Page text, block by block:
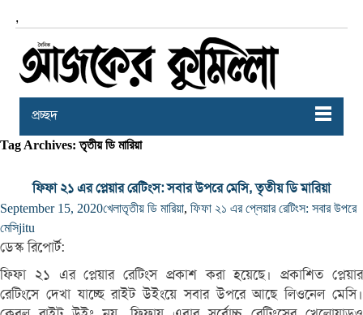
,
প্রচ্ছদ
Tag Archives: তৃতীয় ডি মারিয়া
ফিফা ২১ এর প্লেয়ার রেটিংস: সবার উপরে মেসি, তৃতীয় ডি মারিয়া
September 15, 2020খেলাতৃতীয় ডি মারিয়া, ফিফা ২১ এর প্লেয়ার রেটিংস: সবার উপরে
মেসিjitu
ডেস্ক রিপোর্ট:
ফিফা ২১ এর প্লেয়ার রেটিংস প্রকাশ করা হয়েছে। প্রকাশিত প্লেয়ার
রেটিংসে দেখা যাচ্ছে রাইট উইংয়ে সবার উপরে আছে লিওনেল মেসি।